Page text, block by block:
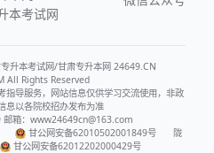
本考试网
升本考试网/甘肃专升本网 24649.CN
All Rights Reserved
指导服务，网站信息仅供学习交流使用，非政
息以各院校招办发布为准
箱：www24649cn@163.com
甘公网安备62010502001849号
陇
甘公网安备62012202000429号